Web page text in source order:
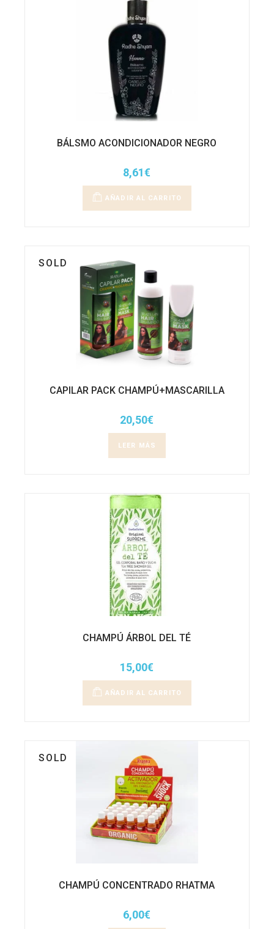
BÁLSMO ACONDICIONADOR NEGRO
8,61€
AÑADIR AL CARRITO
SOLD
CAPILAR PACK CHAMPÚ+MASCARILLA
20,50€
LEER MÁS
CHAMPÚ ÁRBOL DEL TÉ
15,00€
AÑADIR AL CARRITO
SOLD
CHAMPÚ CONCENTRADO RHATMA
6,00€